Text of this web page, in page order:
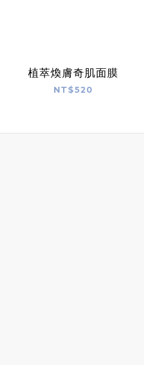
植萃煥膚奇肌面膜
NT$520